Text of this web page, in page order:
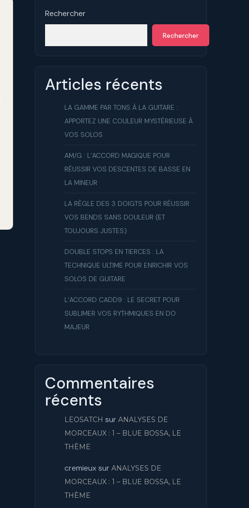
Rechercher
Rechercher
Articles récents
LA GAMME PAR TONS À LA GUITARE :
APPORTEZ UNE COULEUR MYSTÉRIEUSE À
VOS SOLOS
AM/G : L’ACCORD MAGIQUE POUR
RÉUSSIR VOS DESCENTES DE BASSE EN
LA MINEUR
LA RÈGLE DES 3 DOIGTS POUR RÉUSSIR
VOS BENDS SANS DOULEUR (ET
TOUJOURS JUSTES)
DOUBLE STOPS EN TIERCES : LA
TECHNIQUE ULTIME POUR ENRICHIR VOS
SOLOS DE GUITARE
L’ACCORD CADD9 : LE SECRET POUR
SUBLIMER VOS RYTHMIQUES EN DO
MAJEUR
Commentaires
récents
LEOSATCH sur ANALYSES DE
MORCEAUX : 1 – BLUE BOSSA, LE
THÈME
cremieux sur ANALYSES DE
MORCEAUX : 1 – BLUE BOSSA, LE
THÈME